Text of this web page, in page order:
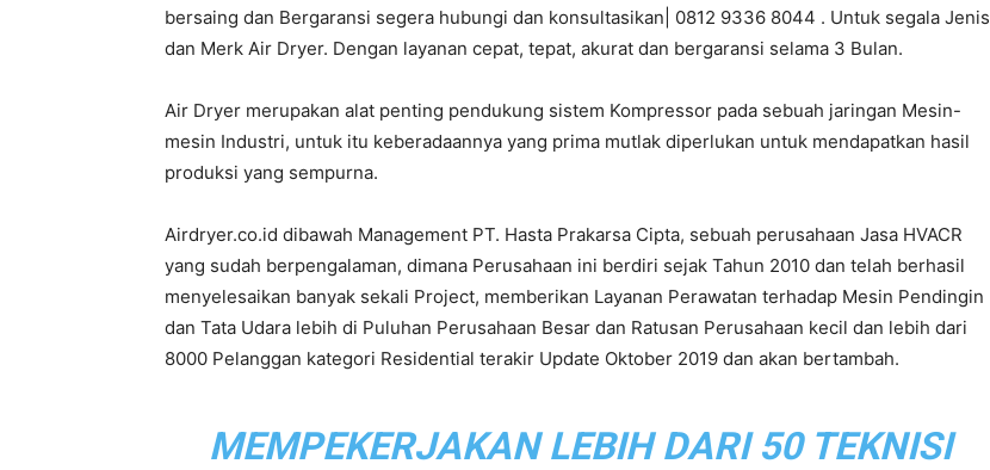
Hasta
Prakarsa
bersaing dan Bergaransi segera hubungi dan konsultasikan| 0812 9336 8044 . Untuk segala Jenis
dan Merk Air Dryer. Dengan layanan cepat, tepat, akurat dan bergaransi selama 3 Bulan.
Air Dryer merupakan alat penting pendukung sistem Kompressor pada sebuah jaringan Mesin-
mesin Industri, untuk itu keberadaannya yang prima mutlak diperlukan untuk mendapatkan hasil
produksi yang sempurna.
Airdryer.co.id dibawah Management PT. Hasta Prakarsa Cipta, sebuah perusahaan Jasa HVACR
yang sudah berpengalaman, dimana Perusahaan ini berdiri sejak Tahun 2010 dan telah berhasil
menyelesaikan banyak sekali Project, memberikan Layanan Perawatan terhadap Mesin Pendingin
dan Tata Udara lebih di Puluhan Perusahaan Besar dan Ratusan Perusahaan kecil dan lebih dari
8000 Pelanggan kategori Residential terakir Update Oktober 2019 dan akan bertambah.
MEMPEKERJAKAN LEBIH DARI 50 TEKNISI